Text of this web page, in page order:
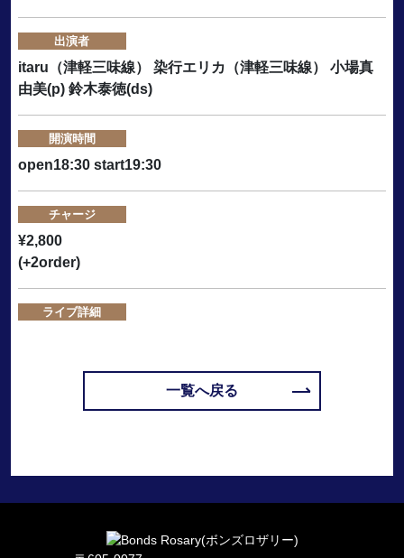
出演者
itaru（津軽三味線） 染行エリカ（津軽三味線） 小場真
由美(p) 鈴木泰徳(ds)
開演時間
open18:30 start19:30
チャージ
¥2,800
(+2order)
ライブ詳細
一覧へ戻る